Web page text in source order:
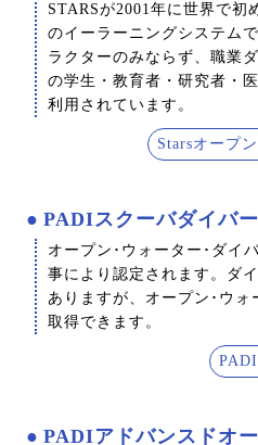
STARSが2001年に世界で初
のイーラーニングシステム
ラクターのみならず、職業
の学生・教育者・研究者・
利用されています。
Starsオープ
PADIスクーバダイバ
オープン･ウォーター･ダイ
事により認定されます。ダ
ありますが、オープン･ウォ
取得できます。
PADIアドバンスドオ